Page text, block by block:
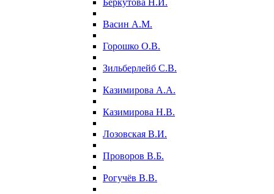
Беркутова Н.И.
Васин А.М.
Горошко О.В.
Зильберлейб С.В.
Казимирова А.А.
Казимирова Н.В.
Лозовская В.И.
Проворов В.Б.
Рогучёв В.В.